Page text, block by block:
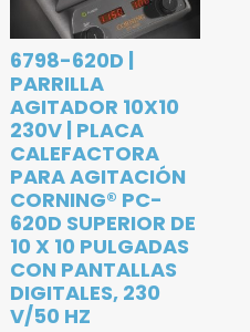
6798-620D |
PARRILLA
AGITADOR 10X10
230V | PLACA
CALEFACTORA
PARA AGITACIÓN
CORNING® PC-
620D SUPERIOR DE
10 X 10 PULGADAS
CON PANTALLAS
DIGITALES, 230
V/50 HZ